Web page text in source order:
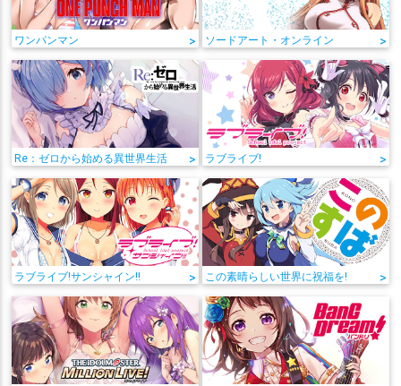
ワンパンマン > ソードアート・オンライン >
Re：ゼロから始める異世界生活 > ラブライブ! >
ラブライブ!サンシャイン!! > この素晴らしい世界に祝福を! >